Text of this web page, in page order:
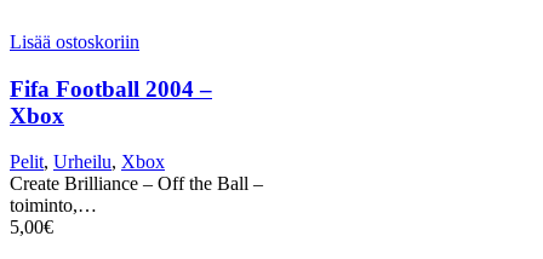
Lisää ostoskoriin
Fifa Football 2004 –
Xbox
Pelit, Urheilu, Xbox
Create Brilliance – Off the Ball –
toiminto,…
5,00€